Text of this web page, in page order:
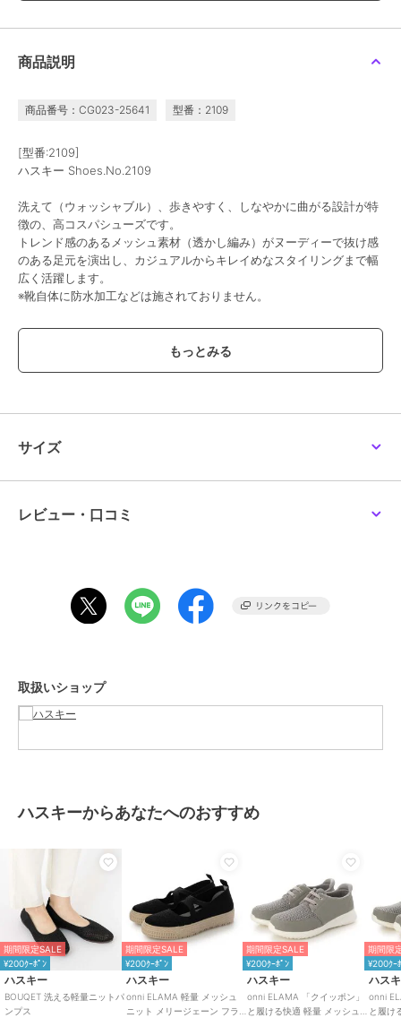
商品説明
商品番号：CG023-25641 型番：2109
[型番:2109]
ハスキー Shoes.No.2109
洗えて（ウォッシャブル）、歩きやすく、しなやかに曲がる設計が特
徴の、高コスパシューズです。
トレンド感のあるメッシュ素材（透かし編み）がヌーディーで抜け感
のある足元を演出し、カジュアルからキレイめなスタイリングまで幅
広く活躍します。
※靴自体に防水加工などは施されておりません。
・抜群の通気性：メッシュ素材が足を快適に保ち、蒸れにくい。
・軽量＆柔らかな履き心地：長時間の着用でも疲れにくい軽量設計
と、足にフィットする伸縮性のあるニット素材。
にぴったりです
伸縮性のある素材の為、ピッタリ目のフィッティングがおすすめで
期間限定セール開催中
商品カテゴリ
性別タイプ
素材
アッパー：ニット / アウトソー
商品のお取り扱い方法
サイズ
レビュー・口コミ
取扱いショップ
ハスキーからあなたへのおすすめ
期間限定SALE
¥200ｸｰﾎﾟﾝ
ハスキー
BOUQET 洗える軽量ニットパ
ンプス
期間限定SALE
¥200ｸｰﾎﾟﾝ
ハスキー
onni ELAMA 軽量 メッシュ
ニット メリージェーン フラ
期間限定SALE
¥200ｸｰﾎﾟﾝ
ハスキー
onni ELAMA 「クイッポン」
と履ける快適 軽量 メッシュ
期間限
¥200ｸｰ
ハス
onni
と履け